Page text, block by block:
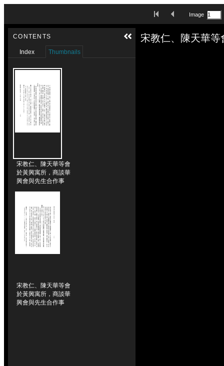
First ImagePrevious Image
Image
Media Viewer
宋教仁、陳天華
CONTENTS
Index Thumbnails
宋教仁、陳天華等會
於黃興寓所，商談華
興會與先生合作事
宋教仁、陳天華等會
於黃興寓所，商談華
興會與先生合作事